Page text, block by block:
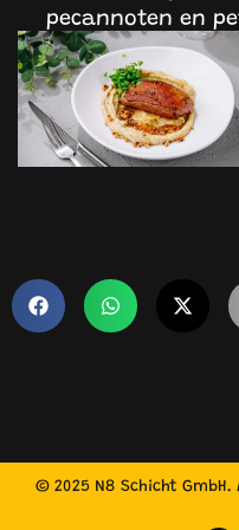
pecannoten en
© 2025 N8 Schicht